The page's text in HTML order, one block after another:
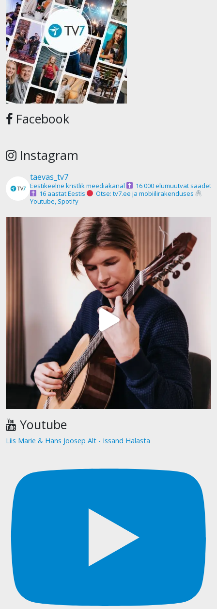
Facebook
Instagram
taevas_tv7
Eestikeelne kristlik meediakanal
16 000 elumuutvat saadet
16 aastat Eestis
Otse: tv7.ee ja mobiilirakenduses
Youtube, Spotify
Youtube
Liis Marie & Hans Joosep Alt - Issand Halasta